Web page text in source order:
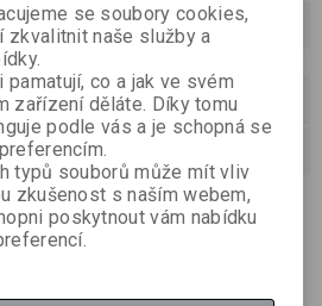
pera pro děti s měkkou koncovkou
z oblíbeného filmu, kvalitní
jednoduše vygumovat a
mm, barva náplně: modrá,
se soubory cookies,
zkvalitnit naše služby a
co a jak ve svém
zařízení děláte. Díky tomu
podle vás a je schopná se
typů souborů může mít vliv
zkušenost s naším webem,
poskytnout vám nabídku